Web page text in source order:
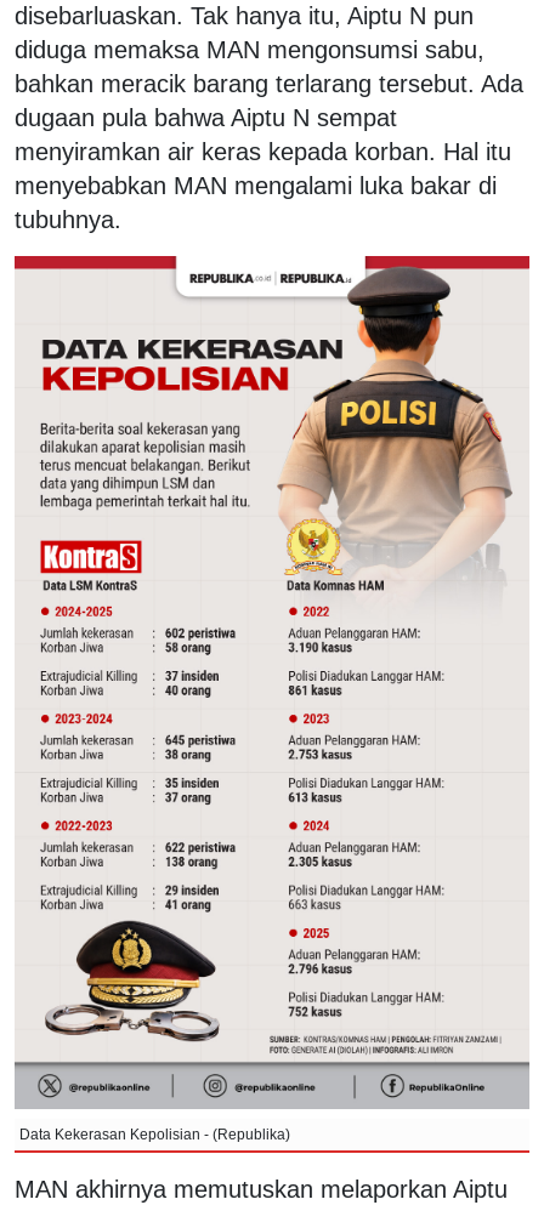
disebarluaskan. Tak hanya itu, Aiptu N pun
diduga memaksa MAN mengonsumsi sabu,
bahkan meracik barang terlarang tersebut. Ada
dugaan pula bahwa Aiptu N sempat
menyiramkan air keras kepada korban. Hal itu
menyebabkan MAN mengalami luka bakar di
tubuhnya.
Data Kekerasan Kepolisian - (Republika)
MAN akhirnya memutuskan melaporkan Aiptu